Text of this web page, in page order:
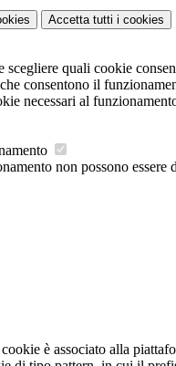
Accetta tutti i cookies
scegliere quali cookie
consentono il
necessari al
non possono
è associato alla